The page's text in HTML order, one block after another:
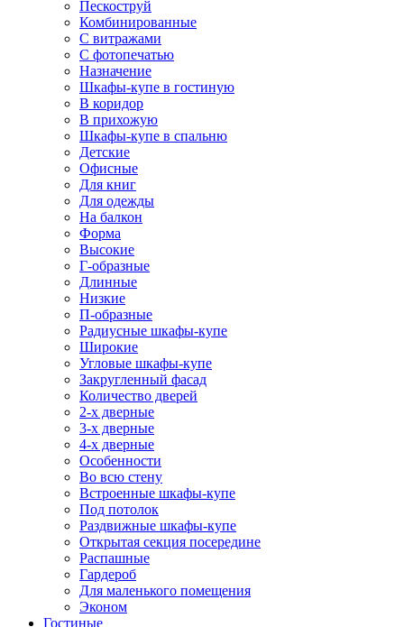
Пескоструй
Комбинированные
С витражами
С фотопечатью
Назначение
Шкафы-купе в гостиную
В коридор
В прихожую
Шкафы-купе в спальню
Детские
Офисные
Для книг
Для одежды
На балкон
Форма
Высокие
Г-образные
Длинные
Низкие
П-образные
Радиусные шкафы-купе
Широкие
Угловые шкафы-купе
Закругленный фасад
Количество дверей
2-х дверные
3-х дверные
4-х дверные
Особенности
Во всю стену
Встроенные шкафы-купе
Под потолок
Раздвижные шкафы-купе
Открытая секция посередине
Распашные
Гардероб
Для маленького помещения
Эконом
Гостиные